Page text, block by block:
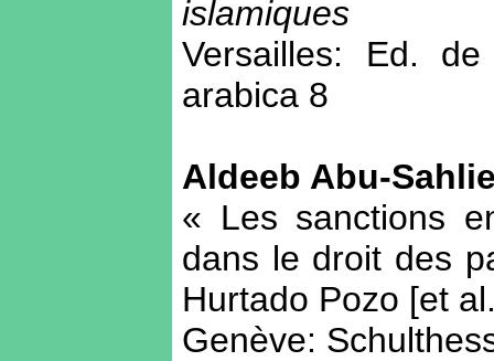
islamiques
Versailles: Ed.
arabica 8
Aldeeb Abu-
« Les sanctions
dans le droit des
Hurtado Pozo [et
Genève: